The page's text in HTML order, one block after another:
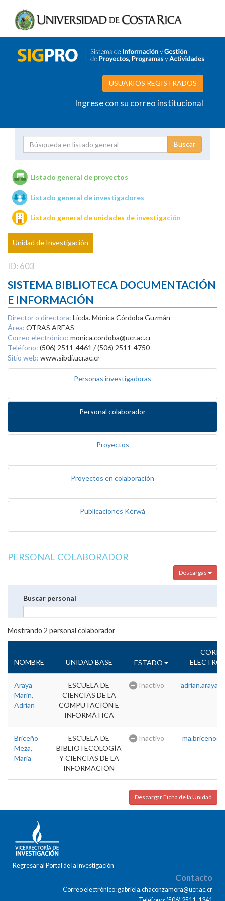
USUARIOS REGISTRADOS
Ingrese con su correo institucional
Unidades de investigación
Listado general de proyectos
Listado general de investigadores
Listado general de unidades de investigación
Unidad de Investigación
ID: 603
SISTEMA BIBLIOTECA DOCUMENTACIÓN
E INFORMACIÓN
Director o directora: Licda. Mónica Córdoba Guzmán
Área: OTRAS AREAS
Correo electrónico: monica.cordoba@ucr.ac.cr
Teléfono: (506) 2511-4461 / (506) 2511-4750
Sitio web: www.sibdi.ucr.ac.cr
Personas investigadoras
Personal colaborador
Proyectos
Proyectos en colaboración
Publicaciones Kérwá
PERSONAL COLABORADOR
Descargas
Buscar personal
Mostrando 2 personal colaborador
NOMBRE UNIDAD BASE ESTADO
Araya
Marin,
Adrian
ESCUELA DE
CIENCIAS DE LA
COMPUTACIÓN E
INFORMÁTICA
Inactivo
Briceño
Meza,
Maria
ESCUELA DE
BIBLIOTECOLOGÍA
Y CIENCIAS DE LA
INFORMACIÓN
Inactivo
Descargar Ficha de la Unidad
Regresar al Portal de la Investigación
Contacto
Correo electrónico: gabriela.chaconzamora@ucr.ac.cr